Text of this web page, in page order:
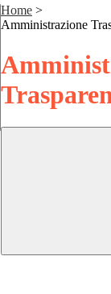
Home >
Amministrazione